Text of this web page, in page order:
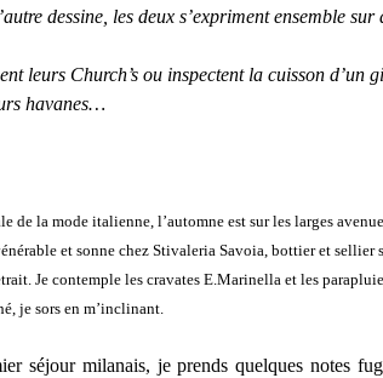
dessine, les deux s’expriment ensemble
leurs Church’s ou inspectent la cuisson
havanes…
de la mode italienne, l’automne est sur les larges
et sonne chez Stivaleria Savoia, bottier et
Je contemple les cravates E.Marinella et les
je sors en m’inclinant.
séjour milanais, je prends quelques notes